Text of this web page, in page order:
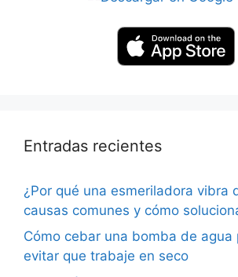
Entradas recientes
¿Por qué una esmeriladora vibra
causas comunes y cómo
Cómo cebar una bomba de agua
evitar que trabaje en seco